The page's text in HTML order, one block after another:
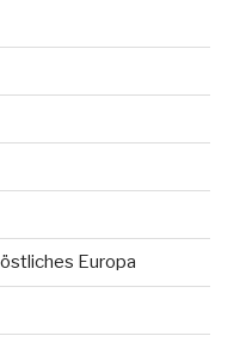
Europa